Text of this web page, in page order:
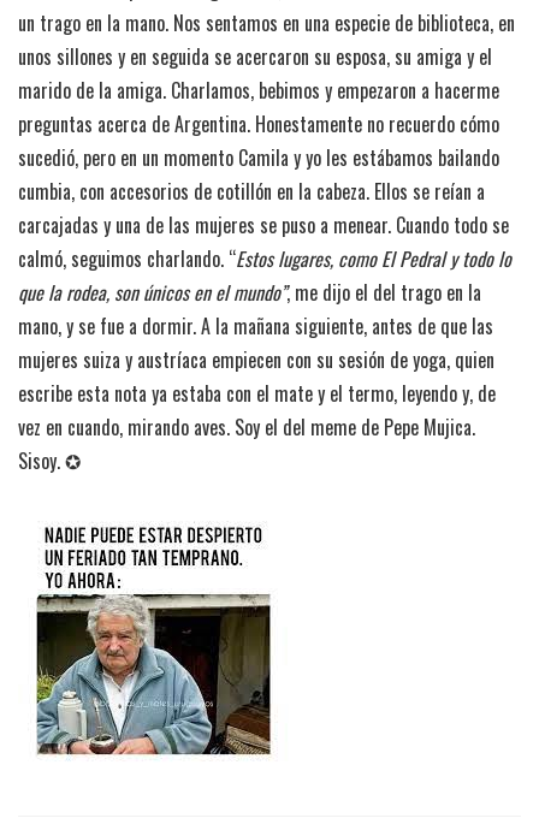
un trago en la mano. Nos sentamos en una especie de biblioteca, en
unos sillones y en seguida se acercaron su esposa, su amiga y el
marido de la amiga. Charlamos, bebimos y empezaron a hacerme
preguntas acerca de Argentina. Honestamente no recuerdo cómo
sucedió, pero en un momento Camila y yo les estábamos bailando
cumbia, con accesorios de cotillón en la cabeza. Ellos se reían a
carcajadas y una de las mujeres se puso a menear. Cuando todo se
calmó, seguimos charlando. “Estos lugares, como El Pedral y todo lo
que la rodea, son únicos en el mundo”, me dijo el del trago en la
mano, y se fue a dormir. A la mañana siguiente, antes de que las
mujeres suiza y austríaca empiecen con su sesión de yoga, quien
escribe esta nota ya estaba con el mate y el termo, leyendo y, de
vez en cuando, mirando aves. Soy el del meme de Pepe Mujica.
Sisoy. ✪